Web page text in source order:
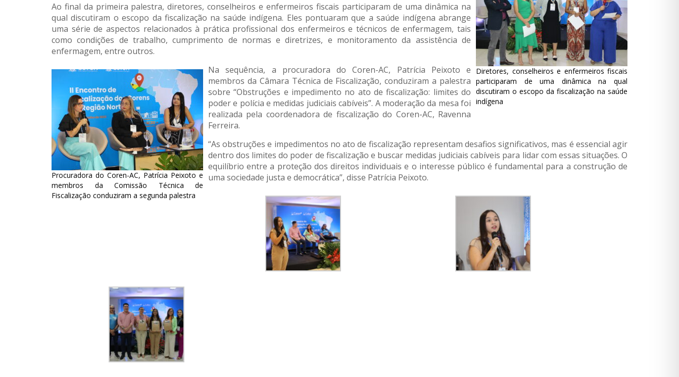
Diretores, conselheiros e enfermeiros fiscais
participaram de uma dinâmica na qual
discutiram o escopo da fiscalização na saúde
indígena
Ao final da primeira palestra, diretores, conselheiros e enfermeiros fiscais participaram de uma dinâmica na
qual discutiram o escopo da fiscalização na saúde indígena. Eles pontuaram que a saúde indígena abrange
uma série de aspectos relacionados à prática profissional dos enfermeiros e técnicos de enfermagem, tais
como condições de trabalho, cumprimento de normas e diretrizes, e monitoramento da assistência de
enfermagem, entre outros.
Procuradora do Coren-AC, Patrícia Peixoto e
membros da Comissão Técnica de
Fiscalização conduziram a segunda palestra
Na sequência, a procuradora do Coren-AC, Patrícia Peixoto e
membros da Câmara Técnica de Fiscalização, conduziram a palestra
sobre “Obstruções e impedimento no ato de fiscalização: limites do
poder e polícia e medidas judiciais cabíveis”. A moderação da mesa foi
realizada pela coordenadora de fiscalização do Coren-AC, Ravenna
Ferreira.
“As obstruções e impedimentos no ato de fiscalização representam desafios significativos, mas é essencial agir
dentro dos limites do poder de fiscalização e buscar medidas judiciais cabíveis para lidar com essas situações. O
equilíbrio entre a proteção dos direitos individuais e o interesse público é fundamental para a construção de
uma sociedade justa e democrática”, disse Patrícia Peixoto.